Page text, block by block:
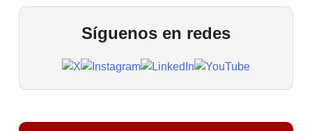
Síguenos en redes